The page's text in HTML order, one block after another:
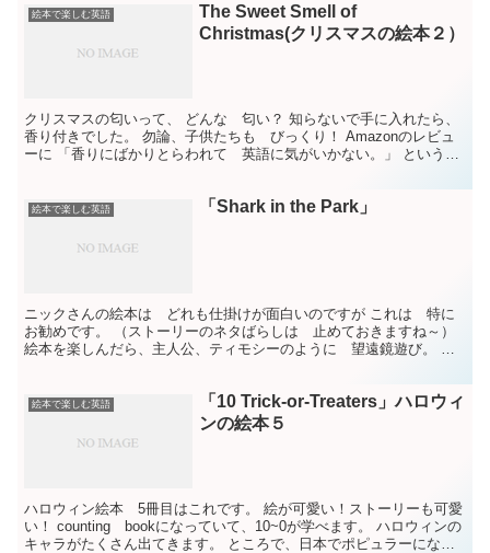
絵本で楽しむ英語
The Sweet Smell of
Christmas(クリスマスの絵本２）
クリスマスの匂いって、 どんな 匂い？ 知らないで手に入れたら、
香り付きでした。 勿論、子供たちも びっくり！ Amazonのレビュ
ーに 「香りにばかりとらわれて 英語に気がいかない。」 というの
絵本で楽しむ英語 「Shark in the Park」
ニックさんの絵本は どれも仕掛けが面白いのですが これは 特に
お勧めです。 （ストーリーのネタばらしは 止めておきますね～）
絵本を楽しんだら、主人公、ティモシーのように 望遠鏡遊び。 ラ
絵本で楽しむ英語
「10 Trick-or-Treaters」ハロウィ
ンの絵本５
ハロウィン絵本 5冊目はこれです。 絵が可愛い！ストーリーも可愛
い！ counting bookになっていて、10~0が学べます。 ハロウィンの
キャラがたくさん出てきます。 ところで、日本でポピュラーになっ